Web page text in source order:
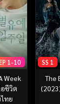
1-10
Week
ชีวิต
ทย
SS 1
The